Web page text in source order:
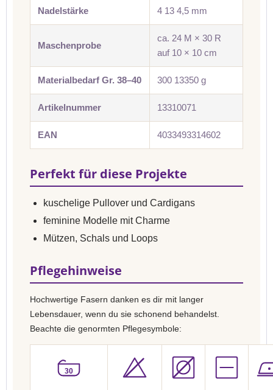
Nadelstärke 4 13 4,5 mm
Maschenprobe
ca. 24 M × 30 R
auf 10 × 10 cm
Materialbedarf Gr. 38–40 300 13350 g
Artikelnummer 13310071
EAN 4033493314602
Perfekt für diese Projekte
kuschelige Pullover und Cardigans
feminine Modelle mit Charme
Mützen, Schals und Loops
Pflegehinweise
Hochwertige Fasern danken es dir mit langer
Lebensdauer, wenn du sie schonend behandelst.
Beachte die genormten Pflegesymbole:
30